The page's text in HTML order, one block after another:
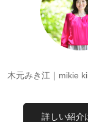
木元みき江｜mikie
詳しい紹介